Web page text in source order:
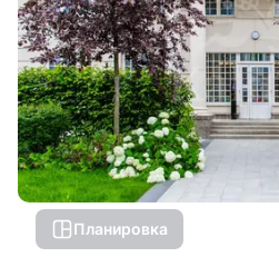
Планировка